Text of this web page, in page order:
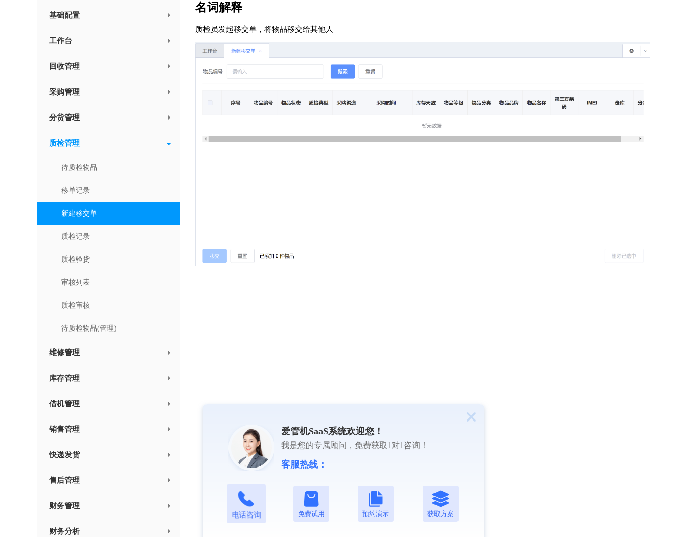
爱管机SaaS系统欢迎您！
我是您的专属顾问，免费获取1对1咨询！
客服热线：
电话咨询 免费试用 预约演示 获取方案
基础配置
工作台
回收管理
采购管理
分货管理
质检管理
待质检物品
移单记录
新建移交单
质检记录
质检验货
审核列表
质检审核
待质检物品(管理)
维修管理
库存管理
借机管理
销售管理
快递发货
售后管理
财务管理
财务分析
名词解释
质检员发起移交单，将物品移交给其他人